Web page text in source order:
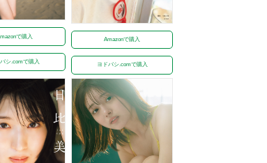
で購入
シ.comで購入
Amazonで購入
ヨドバシ.comで購入